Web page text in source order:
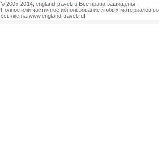
© 2005-2014, england-travel.ru Все права защищены.
Полное или частичное использование любых материалов
ссылке на www.england-travel.ru!